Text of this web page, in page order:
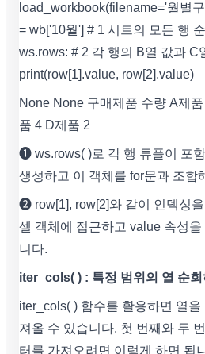
load_workbook(filename='월별
= wb['10월'] # 1 시트의 모든 행
ws.rows: # 2 각 행의 B열 값과 C
print(row[1].value, row[2].value)
None None 구매제품 수량 A제
품 4 D제품 2
❶ ws.rows( )로 각 행 튜플이 포
생성하고 이 객체를 for문과 조합
❷ row[1], row[2]와 같이 인덱싱
셀 객체에 접근하고 value 속성
니다.
iter_cols( ) : 특정 범위의 열 순회
iter_cols( ) 함수를 활용하면 열
져올 수 있습니다. 첫 번째와 두
터를 가져오려면 이렇게 하면 됩